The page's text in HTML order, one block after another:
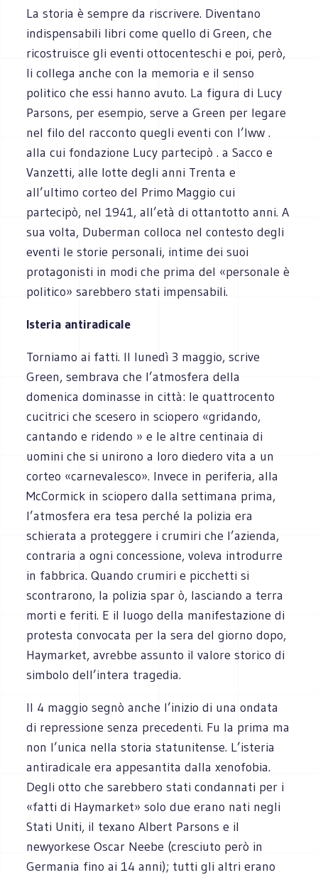
La storia è sempre da riscrivere. Diventano
indispensabili libri come quello di Green, che
ricostruisce gli eventi ottocenteschi e poi, però,
li collega anche con la memoria e il senso
politico che essi hanno avuto. La figura di Lucy
Parsons, per esempio, serve a Green per legare
nel filo del racconto quegli eventi con l’Iww .
alla cui fondazione Lucy partecipò . a Sacco e
Vanzetti, alle lotte degli anni Trenta e
all’ultimo corteo del Primo Maggio cui
partecipò, nel 1941, all’età di ottantotto anni. A
sua volta, Duberman colloca nel contesto degli
eventi le storie personali, intime dei suoi
protagonisti in modi che prima del «personale è
politico» sarebbero stati impensabili.
Isteria antiradicale
Torniamo ai fatti. Il lunedì 3 maggio, scrive
Green, sembrava che l’atmosfera della
domenica dominasse in città: le quattrocento
cucitrici che scesero in sciopero «gridando,
cantando e ridendo » e le altre centinaia di
uomini che si unirono a loro diedero vita a un
corteo «carnevalesco». Invece in periferia, alla
McCormick in sciopero dalla settimana prima,
l’atmosfera era tesa perché la polizia era
schierata a proteggere i crumiri che l’azienda,
contraria a ogni concessione, voleva introdurre
in fabbrica. Quando crumiri e picchetti si
scontrarono, la polizia spar ò, lasciando a terra
morti e feriti. E il luogo della manifestazione di
protesta convocata per la sera del giorno dopo,
Haymarket, avrebbe assunto il valore storico di
simbolo dell’intera tragedia.
Il 4 maggio segnò anche l’inizio di una ondata
di repressione senza precedenti. Fu la prima ma
non l’unica nella storia statunitense. L’isteria
antiradicale era appesantita dalla xenofobia.
Degli otto che sarebbero stati condannati per i
«fatti di Haymarket» solo due erano nati negli
Stati Uniti, il texano Albert Parsons e il
newyorkese Oscar Neebe (cresciuto però in
Germania fino ai 14 anni); tutti gli altri erano